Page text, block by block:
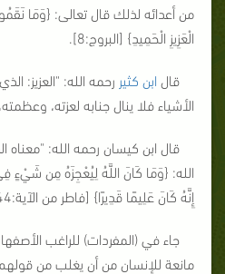
من أعدائه لذلك قال تعالى: {وَمَا
الْعَزِيزِ الْحَمِيدِ} [البروج:8].
قال ابن كثير رحمه الله: "العزيز:
الأشياء فلا ينال جنابه لعزته،
قال ابن كيسان رحمه الله: "معناه
الله: {وَمَا كَانَ اللَّهُ لِيُعْجِزَهُ مِن شَيْءٍ
إِنَّهُ كَانَ عَلِيمًا قَدِيرًا} [فاطر من الآية:44].
جاء في (المفردات) للراغب
مانعة للإنسان من أن يغلب من